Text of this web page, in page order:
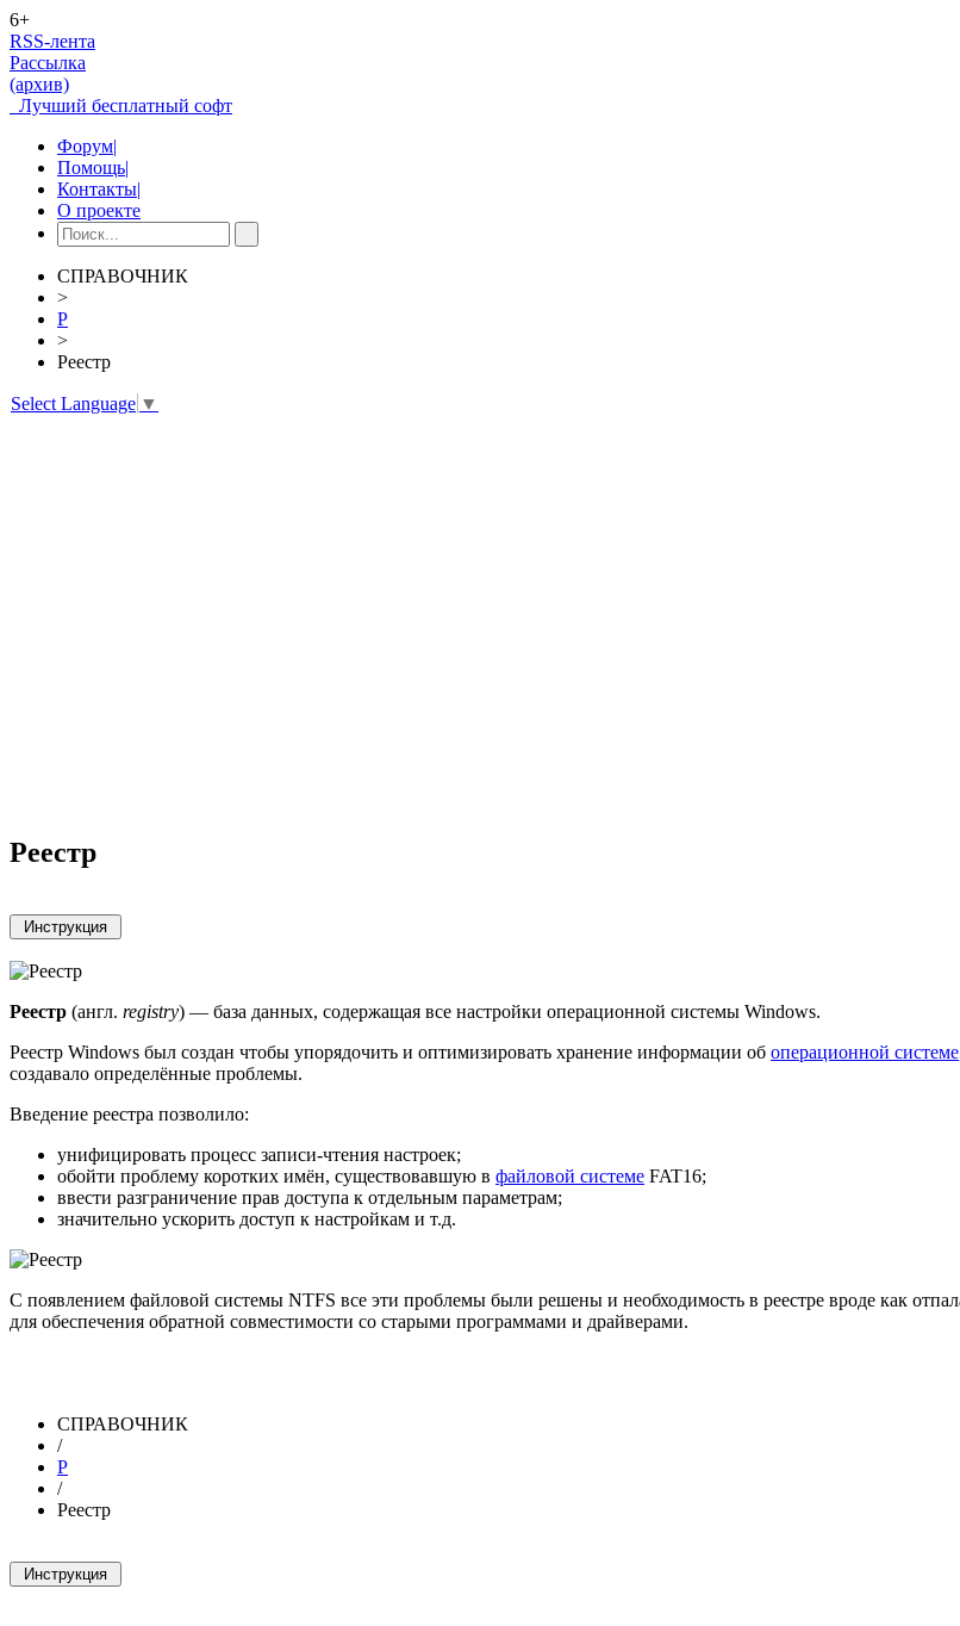
6+
RSS-лента
Рассылка
(архив)
Лучший бесплатный софт
Форум|
Помощь|
Контакты|
О проекте
СПРАВОЧНИК
>
Р
>
Реестр
Select Language ▼
Реестр
Реестр (англ. registry) — база данных, содержащая все настройки операционной системы Windows.
Реестр Windows был создан чтобы упорядочить и оптимизировать хранение информации об операционной системе
создавало определённые проблемы.
Введение реестра позволило:
унифицировать процесс записи-чтения настроек;
обойти проблему коротких имён, существовавшую в файловой системе FAT16;
ввести разграничение прав доступа к отдельным параметрам;
значительно ускорить доступ к настройкам и т.д.
С появлением файловой системы NTFS все эти проблемы были решены и необходимость в реестре вроде как
для обеспечения обратной совместимости со старыми программами и драйверами.
СПРАВОЧНИК
/
Р
/
Реестр